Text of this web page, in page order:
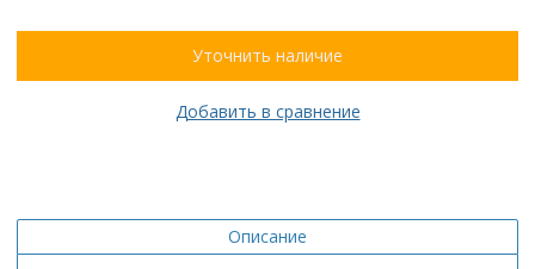
Уточнить наличие
Добавить в сравнение
Описание